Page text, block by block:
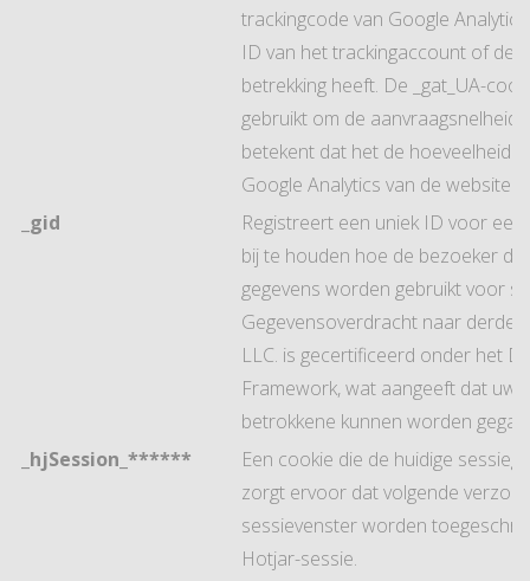
trackingcode van Google
ID van het trackingaccount of de
betrekking heeft. De _gat_UA-
gebruikt om de aanvraagsnelheid
betekent dat het de hoeveelheid
Google Analytics van de website
_gid
Registreert een uniek ID voor
bij te houden hoe de bezoeker
gegevens worden gebruikt voor
Gegevensoverdracht naar derde
LLC. is gecertificeerd onder het
Framework, wat aangeeft dat uw
betrokkene kunnen worden
_hjSession_******
Een cookie die de huidige
zorgt ervoor dat volgende
sessievenster worden
Hotjar-sessie.